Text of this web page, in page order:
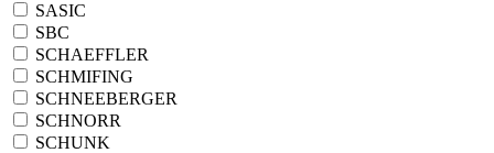
SASIC
SBC
SCHAEFFLER
SCHMIFING
SCHNEEBERGER
SCHNORR
SCHUNK